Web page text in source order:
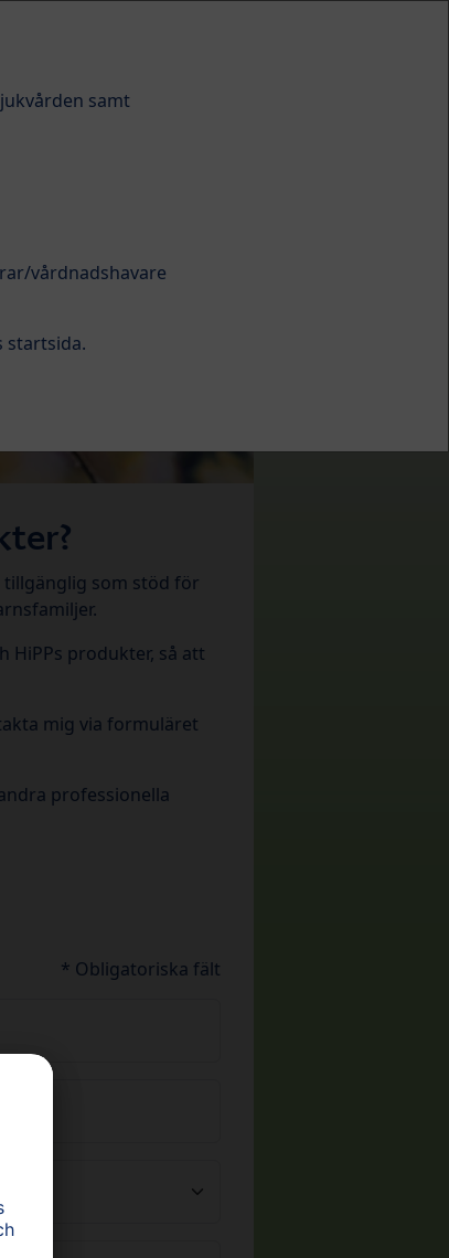
tillgänglig som stöd för
produkter, så att
mig via formuläret
professionella
* Obligatoriska fält
samt
vårdnadshavare
startsida.